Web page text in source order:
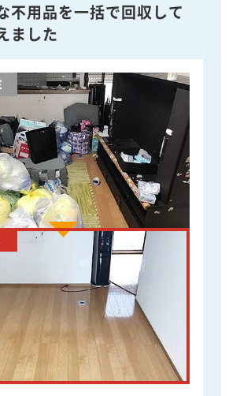
不用品を一括で回収して
ました